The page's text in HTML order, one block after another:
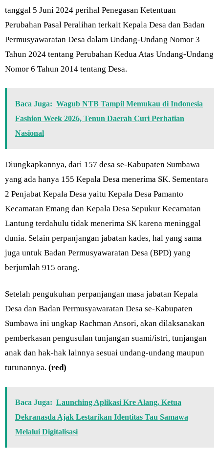
tanggal 5 Juni 2024 perihal Penegasan Ketentuan
Perubahan Pasal Peralihan terkait Kepala Desa dan Badan
Permusyawaratan Desa dalam Undang-Undang Nomor 3
Tahun 2024 tentang Perubahan Kedua Atas Undang-Undang
Nomor 6 Tahun 2014 tentang Desa.
Baca Juga: Wagub NTB Tampil Memukau di Indonesia
Fashion Week 2026, Tenun Daerah Curi Perhatian
Nasional
Diungkapkannya, dari 157 desa se-Kabupaten Sumbawa
yang ada hanya 155 Kepala Desa menerima SK. Sementara
2 Penjabat Kepala Desa yaitu Kepala Desa Pamanto
Kecamatan Emang dan Kepala Desa Sepukur Kecamatan
Lantung terdahulu tidak menerima SK karena meninggal
dunia. Selain perpanjangan jabatan kades, hal yang sama
juga untuk Badan Permusyawaratan Desa (BPD) yang
berjumlah 915 orang.
Setelah pengukuhan perpanjangan masa jabatan Kepala
Desa dan Badan Permusyawaratan Desa se-Kabupaten
Sumbawa ini ungkap Rachman Ansori, akan dilaksanakan
pemberkasan pengusulan tunjangan suami/istri, tunjangan
anak dan hak-hak lainnya sesuai undang-undang maupun
turunannya. (red)
Baca Juga: Launching Aplikasi Kre Alang, Ketua
Dekranasda Ajak Lestarikan Identitas Tau Samawa
Melalui Digitalisasi